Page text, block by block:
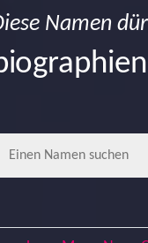
Namen